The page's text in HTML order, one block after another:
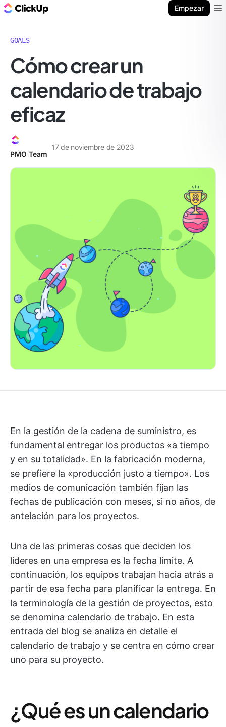
Empezar
GOALS
Cómo crear un
calendario de trabajo
eficaz
PMO Team
17 de noviembre de 2023
En la gestión de la cadena de suministro, es
fundamental entregar los productos «a tiempo
y en su totalidad». En la fabricación moderna,
se prefiere la «producción justo a tiempo». Los
medios de comunicación también fijan las
fechas de publicación con meses, si no años, de
antelación para los proyectos.
Una de las primeras cosas que deciden los
líderes en una empresa es la fecha límite. A
continuación, los equipos trabajan hacia atrás a
partir de esa fecha para planificar la entrega. En
la terminología de la gestión de proyectos, esto
se denomina calendario de trabajo. En esta
entrada del blog se analiza en detalle el
calendario de trabajo y se centra en cómo crear
uno para su proyecto.
¿Qué es un calendario